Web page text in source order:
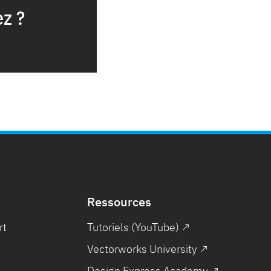
?
Ressources
Tutoriels (YouTube) ↗
Vectorworks University ↗